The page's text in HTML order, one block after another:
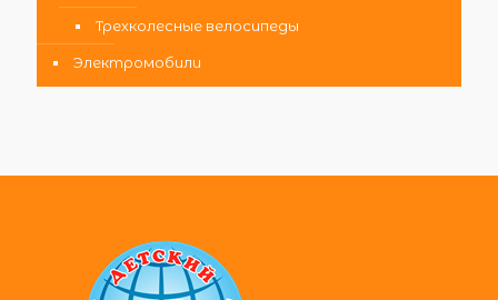
Трехколесные велосипеды
Электромобили